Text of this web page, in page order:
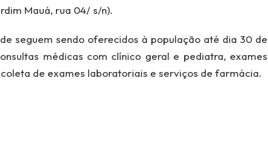
Mauá, rua 04/ s/n).
seguem sendo oferecidos à população até dia 30 de
médicas com clínico geral e pediatra, exames
de exames laboratoriais e serviços de farmácia.